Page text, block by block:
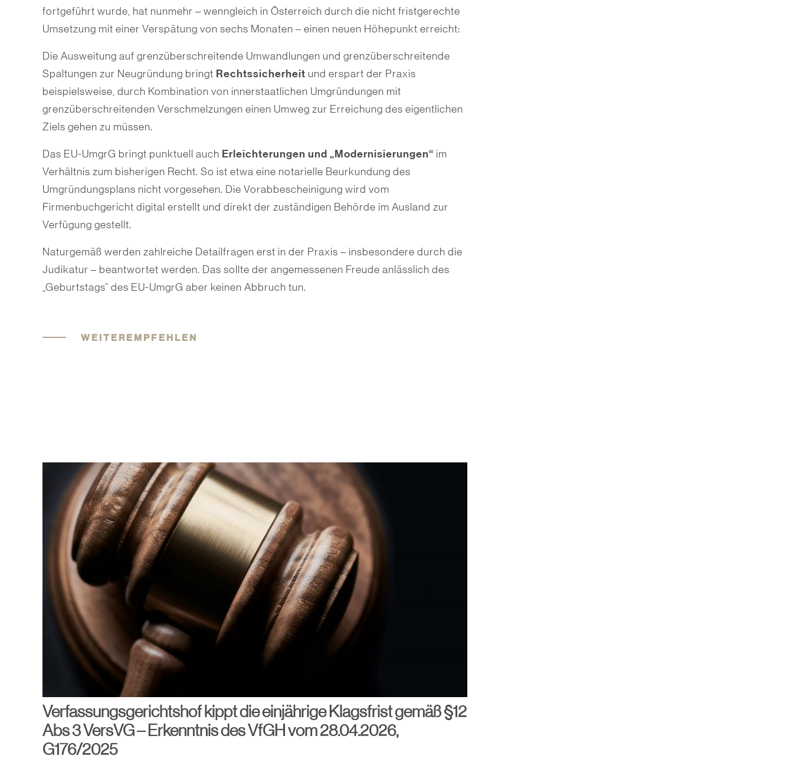
fortgeführt wurde, hat nunmehr – wenngleich in Österreich durch die nicht fristgerechte
Umsetzung mit einer Verspätung von sechs Monaten – einen neuen Höhepunkt erreicht:
Die Ausweitung auf grenzüberschreitende Umwandlungen und grenzüberschreitende
Spaltungen zur Neugründung bringt Rechtssicherheit und erspart der Praxis
beispielsweise, durch Kombination von innerstaatlichen Umgründungen mit
grenzüberschreitenden Verschmelzungen einen Umweg zur Erreichung des eigentlichen
Ziels gehen zu müssen.
Das EU-UmgrG bringt punktuell auch Erleichterungen und „Modernisierungen“ im
Verhältnis zum bis­herigen Recht. So ist etwa eine notarielle Beurkundung des
Umgründungsplans nicht vorgesehen. Die Vorabbescheinigung wird vom
Firmenbuchgericht digital erstellt und direkt der zuständigen Behörde im Ausland zur
Verfügung gestellt.
Naturgemäß werden zahlreiche Detailfragen erst in der Praxis – insbesondere durch die
Judikatur – beantwortet werden. Das sollte der angemessenen Freude anlässlich des
„Geburtstags“ des EU-UmgrG aber keinen Abbruch tun.
WEITEREMPFEHLEN
Verfassungsgerichtshof kippt die einjährige Klagsfrist gemäß §12
Abs 3 VersVG – Erkenntnis des VfGH vom 28.04.2026,
G176/2025